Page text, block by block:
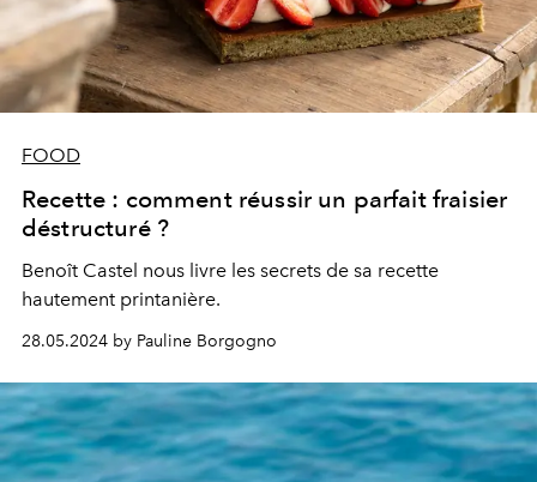
FOOD
Recette : comment réussir un parfait fraisier
déstructuré ?
Benoît Castel nous livre les secrets de sa recette
hautement printanière.
28.05.2024 by Pauline Borgogno